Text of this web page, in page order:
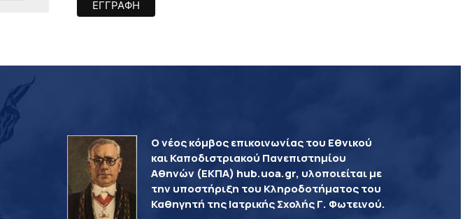
Ο νέος κόμβος επικοινωνίας του Εθνικού
και Καποδιστριακού Πανεπιστημίου
Αθηνών (ΕΚΠΑ) hub.uoa.gr, υλοποιείται με
την υποστήριξη του Κληροδοτήματος του
Καθηγητή της Ιατρικής Σχολής Γ. Φωτεινού.